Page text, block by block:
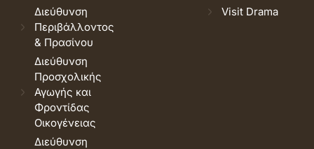
Διεύθυνση
Περιβάλλοντος
& Πρασίνου
Διεύθυνση
Προσχολικής
Αγωγής και
Φροντίδας
Οικογένειας
Διεύθυνση
Visit Drama